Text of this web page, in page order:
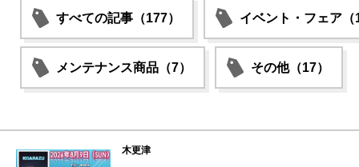
すべての記事（177） イベント・フェア（
メンテナンス商品（7） その他（17）
木更津